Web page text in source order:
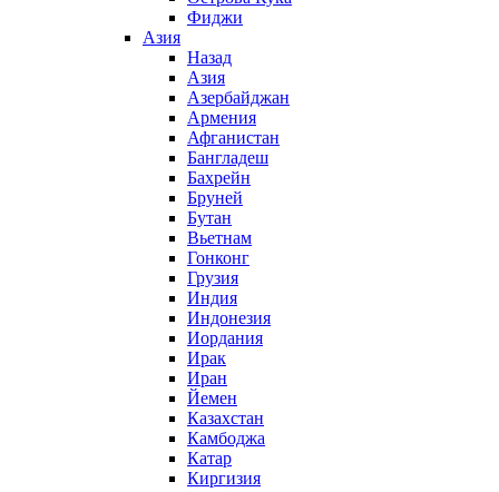
Фиджи
Азия
Назад
Азия
Азербайджан
Армения
Афганистан
Бангладеш
Бахрейн
Бруней
Бутан
Вьетнам
Гонконг
Грузия
Индия
Индонезия
Иордания
Ирак
Иран
Йемен
Казахстан
Камбоджа
Катар
Киргизия